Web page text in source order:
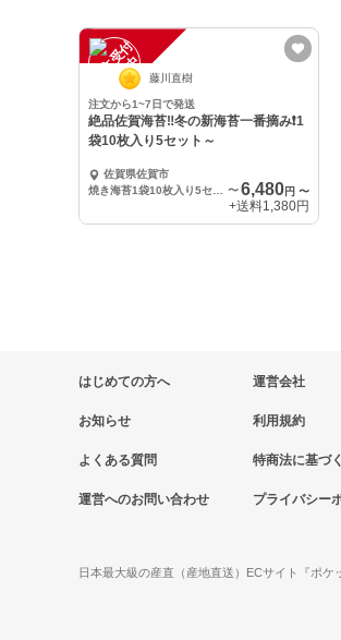
注
文
受
付
停
止
中 藤川直樹
注文から1~7日で発送
絶品佐賀海苔‼️冬の新海苔一番摘み❗️1
袋10枚入り5セット～
佐賀県佐賀市
〜 6,480円 〜
+送料1,380円
はじめての方へ
お知らせ
よくある質問
運営へのお問い合わせ
運営会社
利用規約
特商法に基づ
プライバシー
日本最大級の産直（産地直送）ECサイト『ポケ